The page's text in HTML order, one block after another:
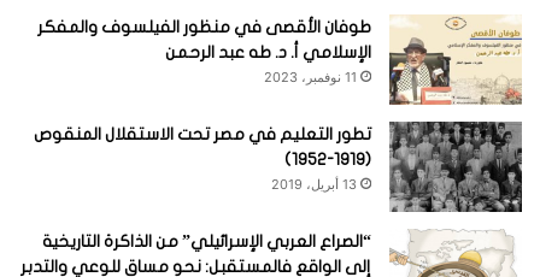
طوفان الأقصى في منظور الفيلسوف والمفكر
الإسلامي أ. د. طه عبد الرحمن
11 نوفمبر، 2023
تطور التعليم في مصر تحت الاستقلال المنقوص
(1919-1952)
13 أبريل، 2019
“الصراع العربي الإسرائيلي” من الذاكرة التاريخية
إلى الواقع فالمستقبل: نحو مساق للوعي والتدبر